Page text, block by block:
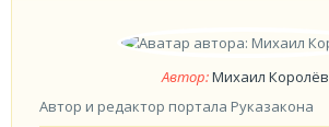
Автор:Михаил Королёв
Автор и редактор портала Руказакона